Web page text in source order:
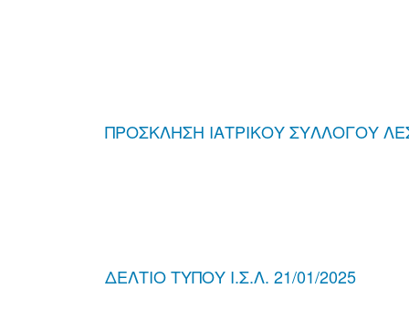
ΠΡΟΣΚΛΗΣΗ ΙΑΤΡΙΚΟΥ ΣΥΛΛΟΓΟΥ
ΔΕΛΤΙΟ ΤΥΠΟΥ Ι.Σ.Λ. 21/01/2025